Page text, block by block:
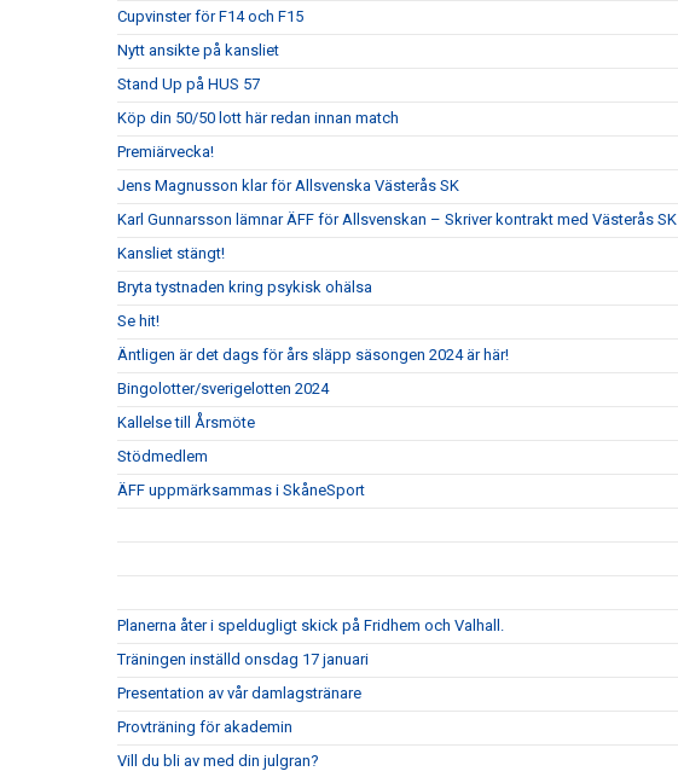
Cupvinster för F14 och F15
Nytt ansikte på kansliet
Stand Up på HUS 57
Köp din 50/50 lott här redan innan match
Premiärvecka!
Jens Magnusson klar för Allsvenska Västerås SK
Karl Gunnarsson lämnar ÄFF för Allsvenskan – Skriver kontrakt med Västerås SK
Kansliet stängt!
Bryta tystnaden kring psykisk ohälsa
Se hit!
Äntligen är det dags för års släpp säsongen 2024 är här!
Bingolotter/sverigelotten 2024
Kallelse till Årsmöte
Stödmedlem
ÄFF uppmärksammas i SkåneSport
Planerna åter i speldugligt skick på Fridhem och Valhall.
Träningen inställd onsdag 17 januari
Presentation av vår damlagstränare
Provträning för akademin
Vill du bli av med din julgran?